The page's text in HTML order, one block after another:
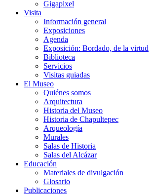
Gigapixel
Visita
Información general
Exposiciones
Agenda
Exposición: Bordado, de la virtud
Biblioteca
Servicios
Visitas guiadas
El Museo
Quiénes somos
Arquitectura
Historia del Museo
Historia de Chapultepec
Arqueología
Murales
Salas de Historia
Salas del Alcázar
Educación
Materiales de divulgación
Glosario
Publicaciones